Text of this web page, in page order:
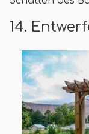
14.